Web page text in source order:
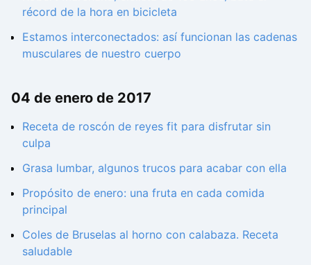
récord de la hora en bicicleta
Estamos interconectados: así funcionan las cadenas
musculares de nuestro cuerpo
04 de enero de 2017
Receta de roscón de reyes fit para disfrutar sin
culpa
Grasa lumbar, algunos trucos para acabar con ella
Propósito de enero: una fruta en cada comida
principal
Coles de Bruselas al horno con calabaza. Receta
saludable